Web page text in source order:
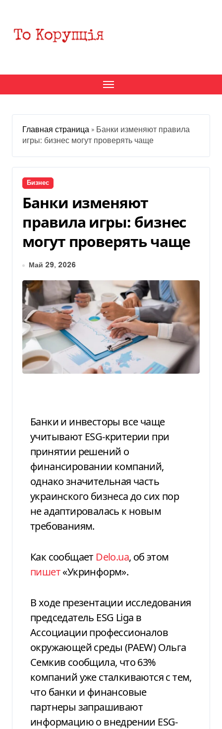
содержанию
Главная страница » Банки изменяют правила
игры: бизнес могут проверять чаще
Бизнес
Банки изменяют
правила игры: бизнес
могут проверять чаще
Май 29, 2026
Банки и инвесторы все чаще
учитывают ESG-критерии при
принятии решений о
финансировании компаний,
однако значительная часть
украинского бизнеса до сих пор
не адаптировалась к новым
требованиям.
Как сообщает Delo.ua, об этом
пишет«Укринформ».
В ходе презентации исследования
председатель ESG Liga в
Ассоциации профессионалов
окружающей среды (PAEW) Ольга
Семкив сообщила, что 63%
компаний уже сталкиваются с тем,
что банки и финансовые
партнеры запрашивают
информацию о внедрении ESG-